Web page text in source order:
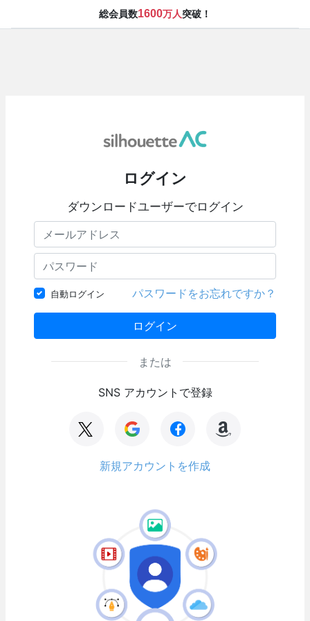
総会員数1600万人突破！
ログイン
ダウンロードユーザーでログイン
自動ログイン パスワードをお忘れですか？
ログイン
または
SNS アカウントで登録
新規アカウントを作成